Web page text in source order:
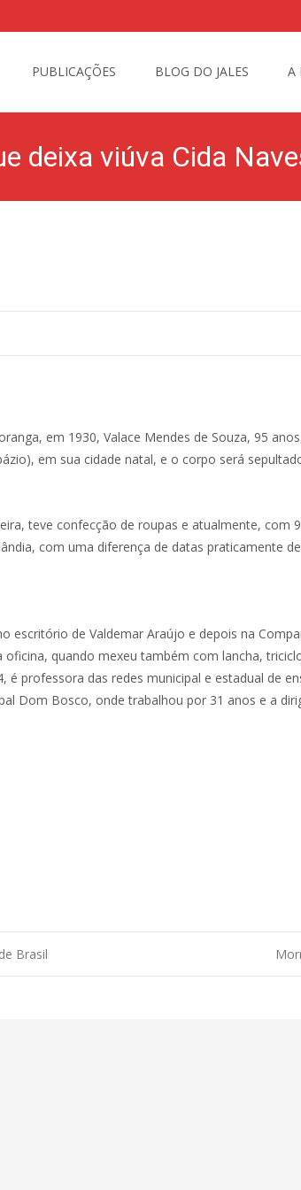
PUBLICAÇÕES BLOG DO JALES A
deixa viúva Cida
em 1930, Valace Mendes de Souza, 95
em sua cidade natal, e o corpo será
teve confecção de roupas e atualmente, com
com uma diferença de datas praticamente
escritório de Valdemar Araújo e depois na
quando mexeu também com lancha,
professora das redes municipal e estadual de
Dom Bosco, onde trabalhou por 31 anos e a
Brasil